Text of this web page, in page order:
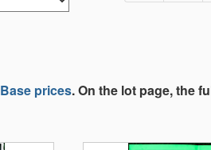
Base prices. On the lot page, the